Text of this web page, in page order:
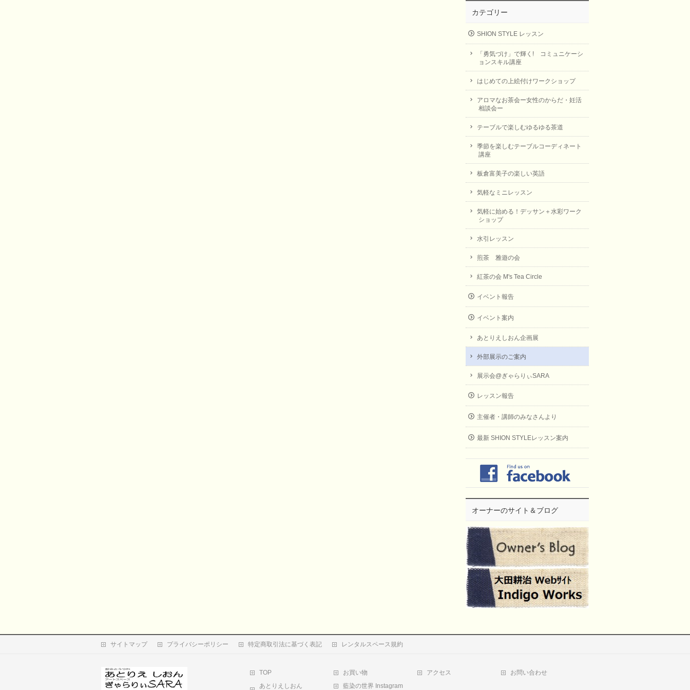
カテゴリー
SHION STYLE レッスン
「勇気づけ」で輝く! コミュニケーシ
ョンスキル講座
はじめての上絵付けワークショップ
アロマなお茶会ー女性のからだ・妊活
相談会ー
テーブルで楽しむゆるゆる茶道
季節を楽しむテーブルコーディネート
講座
板倉富美子の楽しい英語
気軽なミニレッスン
気軽に始める！デッサン＋水彩ワーク
ショップ
水引レッスン
煎茶 雅遊の会
紅茶の会 M's Tea Circle
イベント報告
イベント案内
あとりえしおん企画展
外部展示のご案内
展示会@ぎゃらりぃSARA
レッスン報告
主催者・講師のみなさんより
最新 SHION STYLEレッスン案内
オーナーのサイト＆ブログ
サイトマップ プライバシーポリシー 特定商取引法に基づく表記 レンタルスペース規約
TOP お買い物 アクセス
お問い合わせ
あとりえしおん
藍染の世界 Instagram